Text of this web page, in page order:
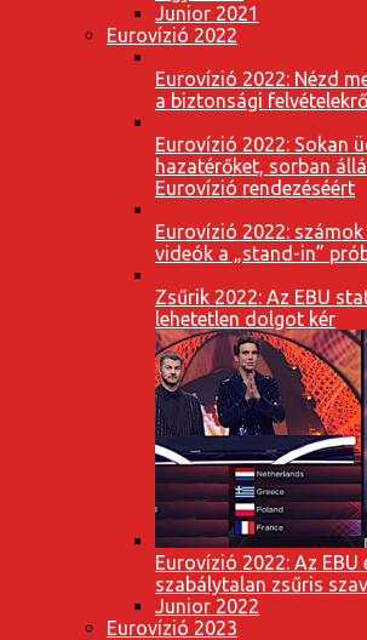
Junior 2021
Eurovízió 2022
Eurovízió 2022: Nézd
a biztonsági
Eurovízió 2022: Sokan
hazatérőket, sorban
Eurovízió rendezéséért
Eurovízió 2022:
videók a „stand-in”
Zsűrik 2022: Az EBU
lehetetlen dolgot kér
Eurovízió 2022: Az EBU
szabálytalan zsűris
Junior 2022
Eurovízió 2023